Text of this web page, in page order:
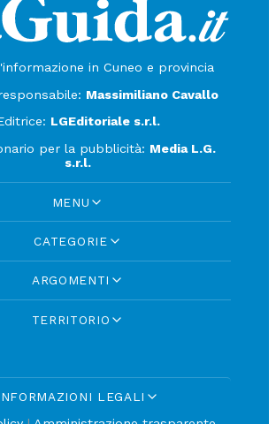
in Cuneo e provincia
Massimiliano Cavallo
LGEditoriale s.r.l.
per la pubblicità: Media L.G.
s.r.l.
MENU
CATEGORIE
ARGOMENTI
TERRITORIO
LEGALI